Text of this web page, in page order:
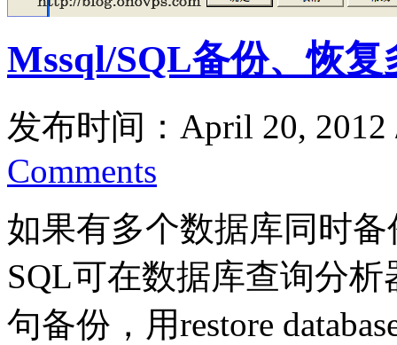
Mssql/SQL备份、恢复
发布时间：April 20,
Comments
如果有多个数据库同时备
SQL可在数据库查询分析
句备份，用restore